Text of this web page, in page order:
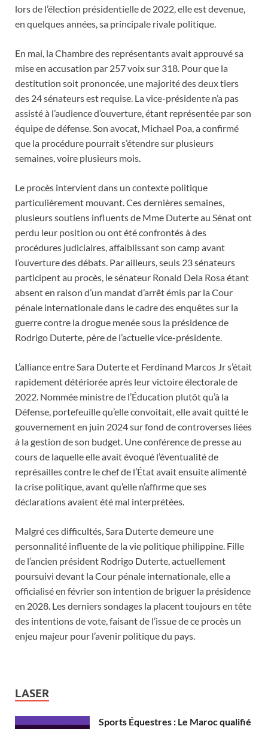
lors de l’élection présidentielle de 2022, elle est devenue,
en quelques années, sa principale rivale politique.
En mai, la Chambre des représentants avait approuvé sa
mise en accusation par 257 voix sur 318. Pour que la
destitution soit prononcée, une majorité des deux tiers
des 24 sénateurs est requise. La vice-présidente n’a pas
assisté à l’audience d’ouverture, étant représentée par son
équipe de défense. Son avocat, Michael Poa, a confirmé
que la procédure pourrait s’étendre sur plusieurs
semaines, voire plusieurs mois.
Le procès intervient dans un contexte politique
particulièrement mouvant. Ces dernières semaines,
plusieurs soutiens influents de Mme Duterte au Sénat ont
perdu leur position ou ont été confrontés à des
procédures judiciaires, affaiblissant son camp avant
l’ouverture des débats. Par ailleurs, seuls 23 sénateurs
participent au procès, le sénateur Ronald Dela Rosa étant
absent en raison d’un mandat d’arrêt émis par la Cour
pénale internationale dans le cadre des enquêtes sur la
guerre contre la drogue menée sous la présidence de
Rodrigo Duterte, père de l’actuelle vice-présidente.
L’alliance entre Sara Duterte et Ferdinand Marcos Jr s’était
rapidement détériorée après leur victoire électorale de
2022. Nommée ministre de l’Éducation plutôt qu’à la
Défense, portefeuille qu’elle convoitait, elle avait quitté le
gouvernement en juin 2024 sur fond de controverses liées
à la gestion de son budget. Une conférence de presse au
cours de laquelle elle avait évoqué l’éventualité de
représailles contre le chef de l’État avait ensuite alimenté
la crise politique, avant qu’elle n’affirme que ses
déclarations avaient été mal interprétées.
Malgré ces difficultés, Sara Duterte demeure une
personnalité influente de la vie politique philippine. Fille
de l’ancien président Rodrigo Duterte, actuellement
poursuivi devant la Cour pénale internationale, elle a
officialisé en février son intention de briguer la présidence
en 2028. Les derniers sondages la placent toujours en tête
des intentions de vote, faisant de l’issue de ce procès un
enjeu majeur pour l’avenir politique du pays.
LASER
Sports Équestres : Le Maroc qualifié